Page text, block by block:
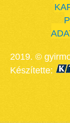
2019. ©
Készítette: